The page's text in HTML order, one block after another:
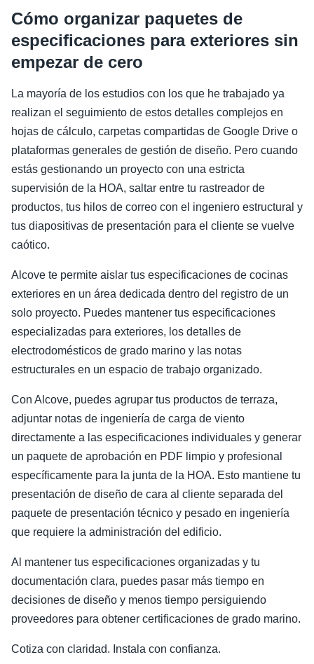
Cómo organizar paquetes de
especificaciones para exteriores sin
empezar de cero
La mayoría de los estudios con los que he trabajado ya
realizan el seguimiento de estos detalles complejos en
hojas de cálculo, carpetas compartidas de Google Drive o
plataformas generales de gestión de diseño. Pero cuando
estás gestionando un proyecto con una estricta
supervisión de la HOA, saltar entre tu rastreador de
productos, tus hilos de correo con el ingeniero estructural y
tus diapositivas de presentación para el cliente se vuelve
caótico.
Alcove te permite aislar tus especificaciones de cocinas
exteriores en un área dedicada dentro del registro de un
solo proyecto. Puedes mantener tus especificaciones
especializadas para exteriores, los detalles de
electrodomésticos de grado marino y las notas
estructurales en un espacio de trabajo organizado.
Con Alcove, puedes agrupar tus productos de terraza,
adjuntar notas de ingeniería de carga de viento
directamente a las especificaciones individuales y generar
un paquete de aprobación en PDF limpio y profesional
específicamente para la junta de la HOA. Esto mantiene tu
presentación de diseño de cara al cliente separada del
paquete de presentación técnico y pesado en ingeniería
que requiere la administración del edificio.
Al mantener tus especificaciones organizadas y tu
documentación clara, puedes pasar más tiempo en
decisiones de diseño y menos tiempo persiguiendo
proveedores para obtener certificaciones de grado marino.
Cotiza con claridad. Instala con confianza.